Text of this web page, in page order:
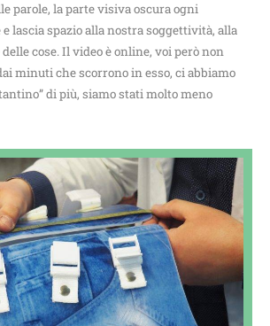
parole, la parte visiva oscura ogni
lascia spazio alla nostra soggettività, alla
cose. Il video è online, voi però non
minuti che scorrono in esso, ci abbiamo
di più, siamo stati molto meno